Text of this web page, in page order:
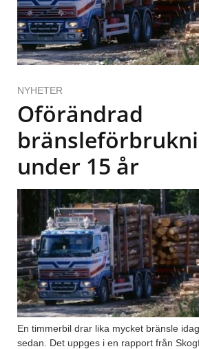
NYHETER
Oförändrad
under 15 år
En timmerbil drar lika mycket bränsle
sedan. Det uppges i en rapport från